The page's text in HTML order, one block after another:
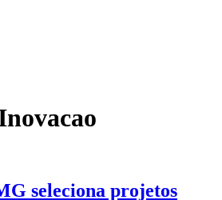
seleciona projetos